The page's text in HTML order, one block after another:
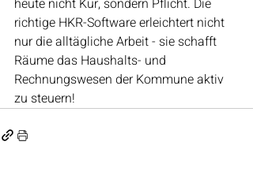
heute nicht Kür, sondern Pflicht. Die
richtige HKR-Software erleichtert nicht
nur die alltägliche Arbeit - sie schafft
Räume das Haushalts- und
Rechnungswesen der Kommune aktiv
zu steuern!